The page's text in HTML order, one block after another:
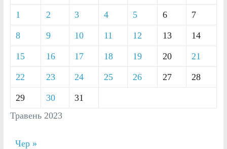
Травень 2023
1 2 3 4 5 6 7
8 9 10 11 12 13 14
15 16 17 18 19 20 21
22 23 24 25 26 27 28
29 30 31
Чер »